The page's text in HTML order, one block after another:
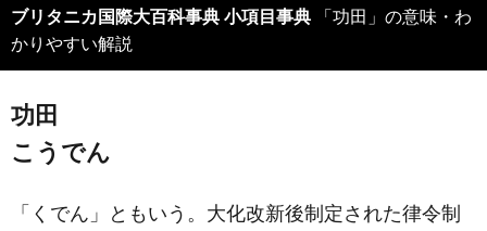
ブリタニカ国際大百科事典 小項目事典 「功田」の意味・わ
かりやすい解説
功田
こうでん
「くでん」ともいう。大化改新後制定された律令制